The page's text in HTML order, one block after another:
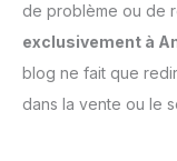
de problème ou de
exclusivement à
blog ne fait que
dans la vente ou le